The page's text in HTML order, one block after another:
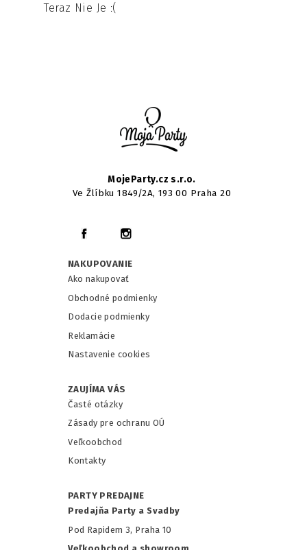
Teraz Nie Je :(
MojeParty.cz s.r.o.
Ve Žlíbku 1849/2A, 193 00 Praha 20
NAKUPOVANIE
Ako nakupovať
Obchodné podmienky
Dodacie podmienky
Reklamácie
Nastavenie cookies
ZAUJÍMA VÁS
Časté otázky
Zásady pre ochranu OÚ
Veľkoobchod
Kontakty
PARTY PREDAJNE
Predajňa Party a Svadby
Pod Rapidem 3, Praha 10